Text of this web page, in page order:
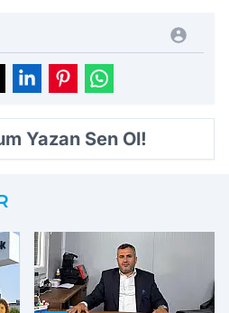
Yazan Sen Ol!